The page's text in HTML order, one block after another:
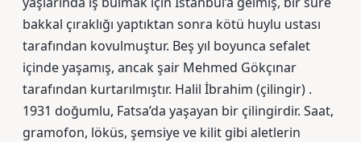
bakkal çıraklığı yaptıktan sonra kötü huylu ustası
tarafından kovulmuştur. Beş yıl boyunca sefalet
içinde yaşamış, ancak şair Mehmed Gökçınar
tarafından kurtarılmıştır. Halil İbrahim (çilingir) .
1931 doğumlu, Fatsa’da yaşayan bir çilingirdir. Saat,
gramofon, löküs, şemsiye ve kilit gibi aletlerin